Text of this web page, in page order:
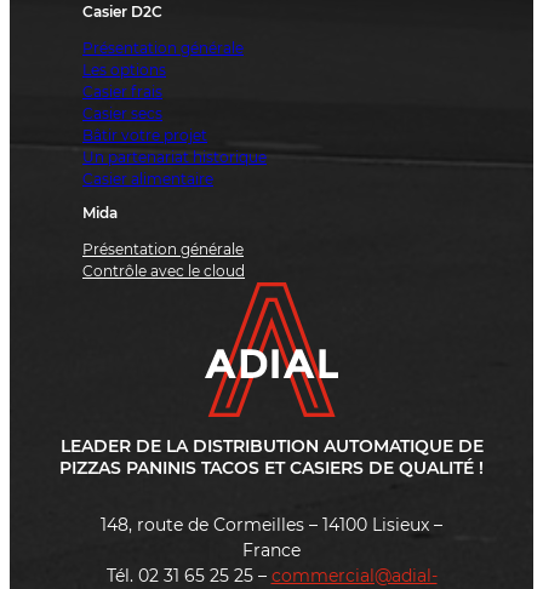
Casier D2C
Présentation générale
Les options
Casier frais
Casier secs
Bâtir votre projet
Un partenariat historique
Casier alimentaire
Mida
Présentation générale
Contrôle avec le cloud
LEADER DE LA DISTRIBUTION AUTOMATIQUE DE
PIZZAS PANINIS TACOS ET CASIERS DE QUALITÉ !
148, route de Cormeilles – 14100 Lisieux –
France
Tél. 02 31 65 25 25 – commercial@adial-